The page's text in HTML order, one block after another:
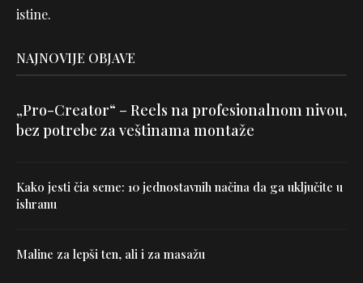
istine.
NAJNOVIJE OBJAVE
„Pro-Creator“ – Reels na profesionalnom nivou,
bez potrebe za veštinama montaže
Kako jesti čia seme: 10 jednostavnih načina da ga uključite u
ishranu
Maline za lepši ten, ali i za masažu